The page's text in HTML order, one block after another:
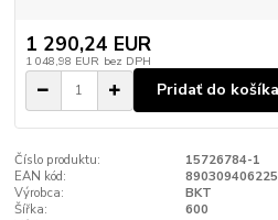
1 290,24 EUR
1 048,98 EUR bez DPH
Pridať do košíka
Číslo produktu:
15726784-1
EAN kód:
Výrobca:
BKT
Šířka:
600